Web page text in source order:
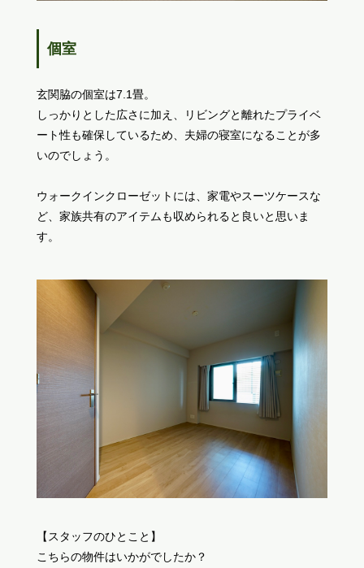
個室
玄関脇の個室は7.1畳。
しっかりとした広さに加え、リビングと離れたプライベ
ート性も確保しているため、夫婦の寝室になることが多
いのでしょう。
ウォークインクローゼットには、家電やスーツケースな
ど、家族共有のアイテムも収められると良いと思いま
す。
【スタッフのひとこと】
こちらの物件はいかがでしたか？